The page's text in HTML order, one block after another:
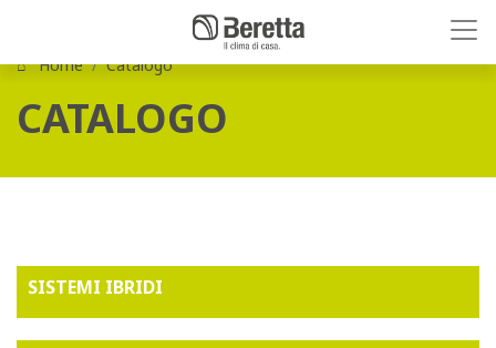
Home Catalogo
CATALOGO
SISTEMI IBRIDI